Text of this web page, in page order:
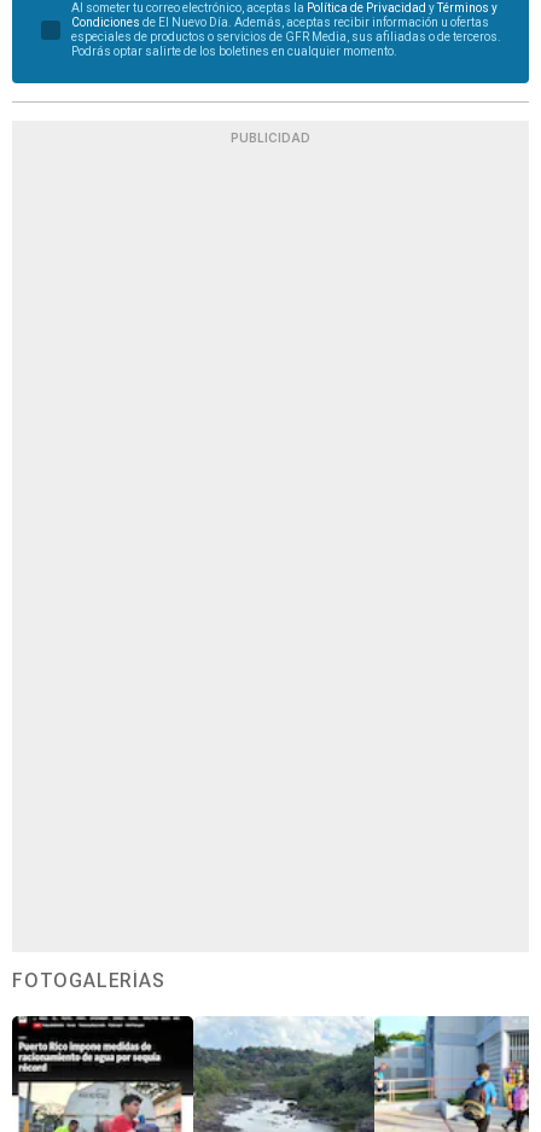
Al someter tu correo electrónico, aceptas la Política de Privacidad yTérminos y
Condiciones de El Nuevo Día. Además, aceptas recibir información u ofertas
especiales de productos o servicios de GFR Media, sus afiliadas o de terceros.
Podrás optar salirte de los boletines en cualquier momento.
PUBLICIDAD
FOTOGALERÍAS